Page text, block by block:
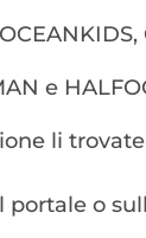
e
li trovate
portale o